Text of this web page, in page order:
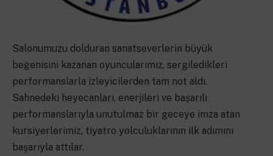
Salonumuzu dolduran sanatseverlerin büyük
beğenisini kazanan oyuncularımız, sergiledikleri
performanslarla izleyicilerden tam not aldı.
Sahnedeki heyecanları, enerjileri ve başarılı
performanslarıyla unutulmaz bir geceye imza atan
kursiyerlerimiz, tiyatro yolculuklarının ilk adımını
başarıyla attılar.